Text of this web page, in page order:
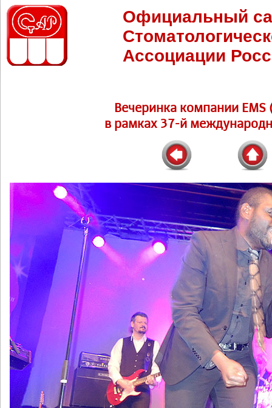
Официальный
Ассоциации
Вечеринка компании EMS
в рамках 37-й